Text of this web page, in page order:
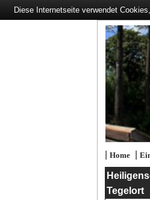
| Home|
Tegelort
Diese Internetseite verwendet